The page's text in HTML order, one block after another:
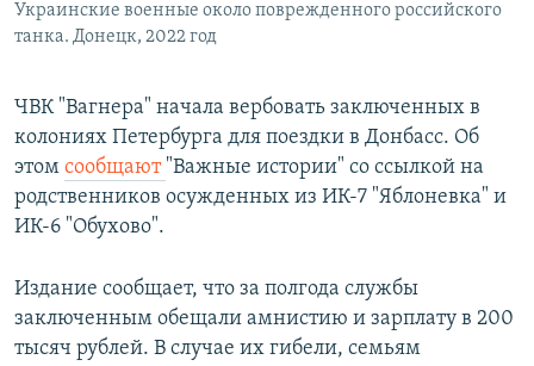
Украинские военные около поврежденного российского
танка. Донецк, 2022 год
ЧВК "Вагнера" начала вербовать заключенных в
колониях Петербурга для поездки в Донбасс. Об
этом сообщают "Важные истории" со ссылкой на
родственников осужденных из ИК-7 "Яблоневка" и
ИК-6 "Обухово".
Издание сообщает, что за полгода службы
заключенным обещали амнистию и зарплату в 200
тысяч рублей. В случае их гибели, семьям